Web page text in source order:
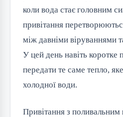
коли вода стає головним
привітання
між давніми віруваннями
У цей день навіть коротке
передати те саме тепло,
холодної води.
Привітання з